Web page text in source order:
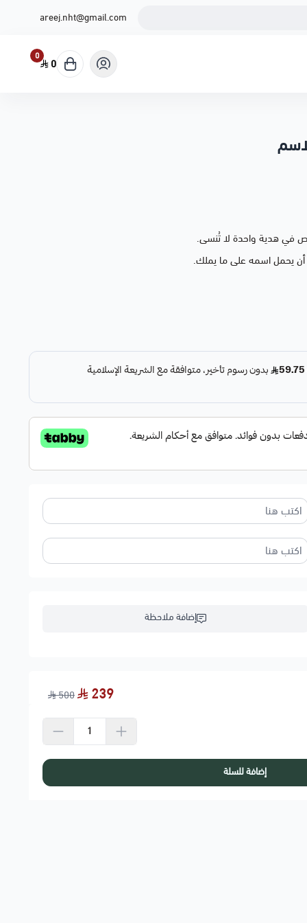
areej.nht@gmail.com
0
0
في هدية واحدة لا تُنسى.
أن يحمل اسمه على ما يملك.
بلمعة عميقة وملمس فاخر
أسود وفضي راقٍ
شخصية مميزة لا تتكرر.
في العيد
إضافة ملاحظة
239
500
إضافة للسلة